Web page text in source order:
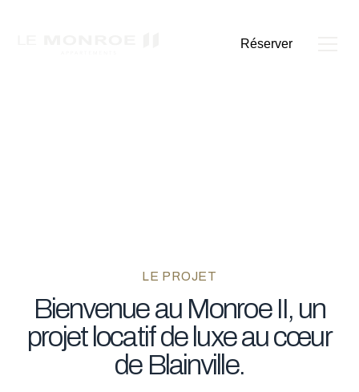
Réserver
LE PROJET
Bienvenueau Monroe II, un
projet locatifde luxeaucœur
de Blainville.